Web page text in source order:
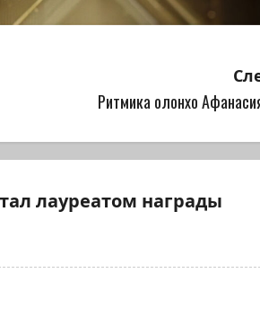
Ритмика олонхо
лауреатом награды